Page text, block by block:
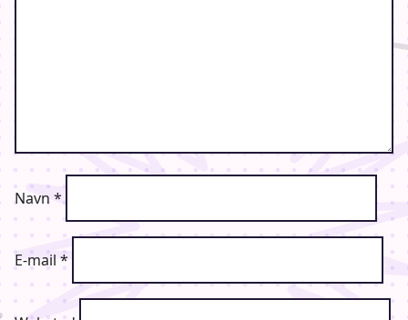
Navn *
E-mail *